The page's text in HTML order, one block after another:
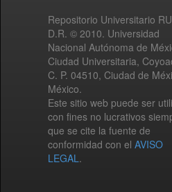
Repositorio Universitario
D.R. © 2010. Universidad
Nacional Autónoma de
Ciudad Universitaria,
C. P. 04510, Ciudad de
México.
Este sitio web puede ser
con fines no lucrativos
que se cite la fuente de
conformidad con el AVISO
LEGAL.